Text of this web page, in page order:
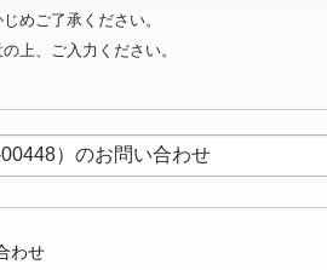
めご了承ください。
上、ご入力ください。
わせ